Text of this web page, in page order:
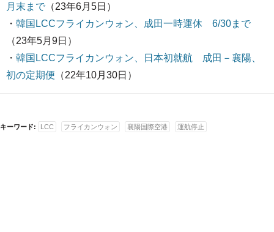
月末まで（23年6月5日）
・ 韓国LCCフライカンウォン、成田一時運休 6/30まで
（23年5月9日）
・ 韓国LCCフライカンウォン、日本初就航 成田－襄陽、
初の定期便 （22年10月30日）
キーワード: LCC フライカンウォン 襄陽国際空港 運航停止